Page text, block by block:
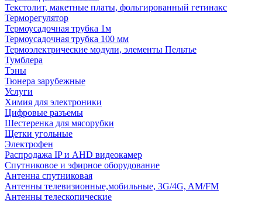
Текстолит, макетные платы, фольгированный гетинакс
Терморегулятор
Термоусадочная трубка 1м
Термоусадочная трубка 100 мм
Термоэлектрические модули, элементы Пельтье
Тумблера
Тэны
Тюнера зарубежные
Услуги
Химия для электроники
Цифровые разъемы
Шестеренка для мясорубки
Щетки угольные
Электрофен
Распродажа IP и AHD видеокамер
Спутниковое и эфирное оборудование
Антенна спутниковая
Антенны телевизионные,мобильные, 3G/4G, AM/FM
Антенны телескопические